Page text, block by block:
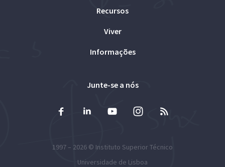
Recursos
Viver
Informações
Junte-se a nós
1997 – 2026 © Instituto Superior Técnico
Universidade de Lisboa